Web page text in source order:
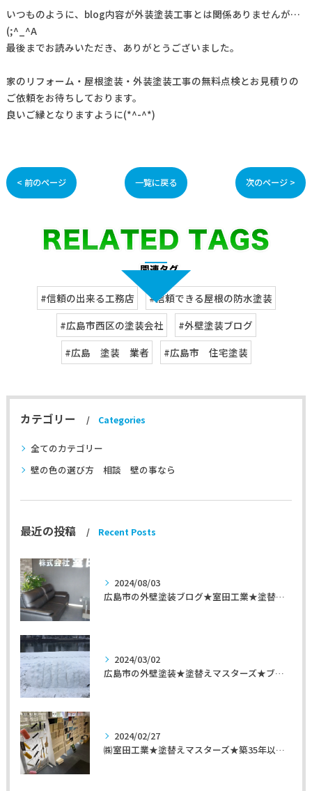
いつものように、blog内容が外装塗装工事とは関係ありませんが…
(;^_^A
最後までお読みいただき、ありがとうございました。
家のリフォーム・屋根塗装・外装塗装工事の無料点検とお見積りの
ご依頼をお待ちしております。
良いご縁となりますように(*^-^*)
< 前のページ 一覧に戻る 次のページ >
#信頼の出来る工務店
#信頼できる屋根の防水塗装
#広島市西区の塗装会社
#外壁塗装ブログ
#広島 塗装 業者
#広島市 住宅塗装
カテゴリー Categories
全てのカテゴリー
壁の色の選び方 相談 壁の事なら
最近の投稿 Recent Posts
2024/08/03
広島市の外壁塗装ブログ★室田工業★塗替えマスターズ★外壁リフォーム
2024/03/02
広島市の外壁塗装★塗替えマスターズ★ブログ「初めて家を手入れするのに」
2024/02/27
㈱室田工業★塗替えマスターズ★築35年以上のお宅の施工事例